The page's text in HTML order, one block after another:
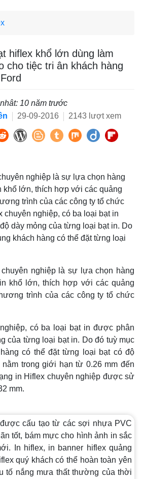
hiflex khổ lớn dùng làm
cho tiệc tri ân khách hàng
10 năm trước
29-09-2016 2143 lượt xem
nghiệp là sự lựa chọn hàng
khổ lớn, thích hợp với các quảng
trình của các công ty tổ chức
nghiệp, có ba loại bạt in
dày mỏng của từng loại bạt in. Do
khách hàng có thể đặt từng loại
chuyên nghiệp là sự lựa chọn hàng
khổ lớn, thích hợp với các quảng
trình của các công ty tổ chức
có ba loại bạt in được phân
của từng loại bạt in. Do đó tuỳ mục
có thể đặt từng loại bạt có độ
trong giới hạn từ 0.26 mm đến
in Hiflex chuyên nghiệp được sử
mm.